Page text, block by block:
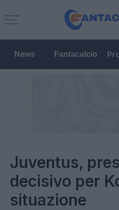
News Fantacalcio
Juventus,
decisivo per
situazione